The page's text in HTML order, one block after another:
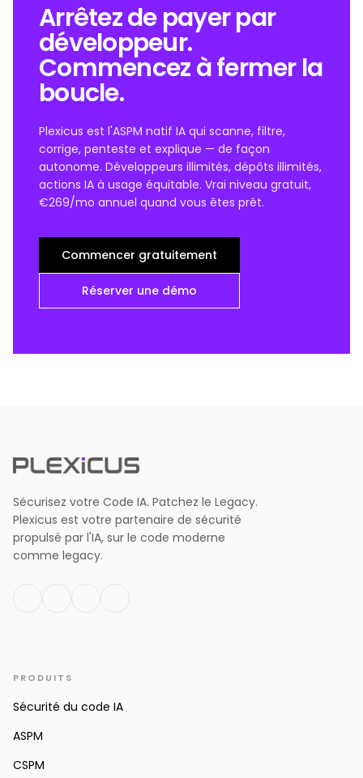
Arrêtez de payer par
développeur.
Commencez à fermer la
boucle.
Plexicus est l'ASPM natif IA qui scanne, filtre,
corrige, penteste et explique — de façon
autonome. Développeurs illimités, dépôts illimités,
actions IA à usage équitable. Vrai niveau gratuit,
€269/mo annuel quand vous êtes prêt.
Commencer gratuitement
Réserver une démo
Sécurisez votre Code IA. Patchez le Legacy.
Plexicus est votre partenaire de sécurité
propulsé par l'IA, sur le code moderne
comme legacy.
PRODUITS
Sécurité du code IA
ASPM
CSPM